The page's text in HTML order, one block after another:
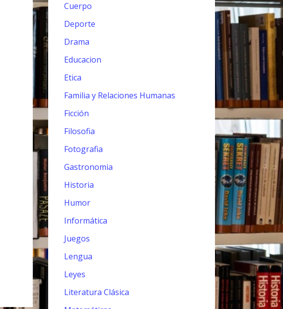
Cuerpo
Deporte
Drama
Educacion
Etica
Familia y Relaciones Humanas
Ficción
Filosofia
Fotografia
Gastronomia
Historia
Humor
Informática
Juegos
Lengua
Leyes
Literatura Clásica